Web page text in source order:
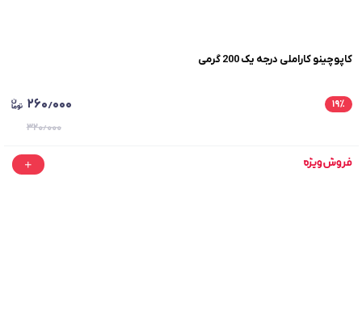
کاپوچینو کاراملی درجه یک 200 گرمی
۱۹٪ ۲۶۰٫۰۰۰
۳۲۰٫۰۰۰